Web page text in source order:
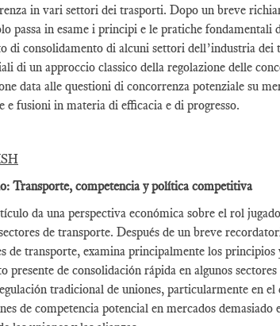
in vari settori dei trasporti. Dopo un breve
passa in esame i principi e le pratiche
di consolidamento di alcuni settori dell’industria
di un approccio classico della regolazione delle
data alle questioni di concorrenza potenziale su
e fusioni in materia di efficacia e di progresso.
Transporte, competencia y política competitiva
da una perspectiva económica sobre el rol
de transporte. Después de un breve
de transporte, examina principalmente los
presente de consolidación rápida en algunos
tradicional de uniones, particularmente en
de competencia potencial en mercados